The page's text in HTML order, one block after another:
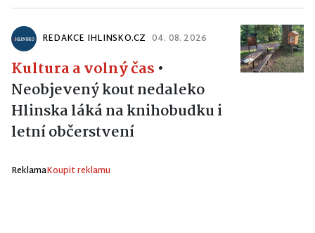
REDAKCE IHLINSKO.CZ 04. 08. 2026
Kultura a volný čas •
Neobjevený kout nedaleko
Hlinska láká na knihobudku i
letní občerstvení
ReklamaKoupit reklamu